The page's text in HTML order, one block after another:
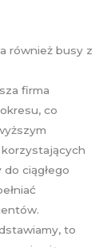
również busy z
firma
co
ciągłego
to